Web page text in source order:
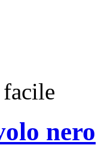
facile
nero